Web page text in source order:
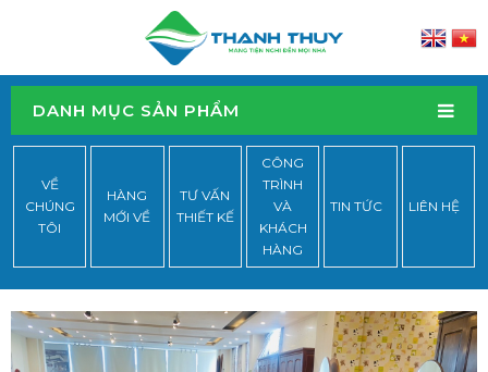
DANH MỤC SẢN PHẨM
VỀ
CHÚNG
TÔI
HÀNG
MỚI VỀ
TƯ VẤN
THIẾT KẾ
CÔNG
TRÌNH
VÀ
KHÁCH
HÀNG
TIN TỨC LIÊN HỆ